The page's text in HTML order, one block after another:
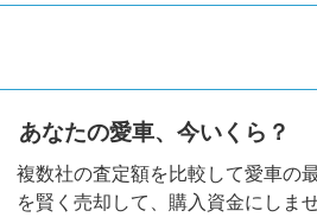
あなたの愛車、今いくら？
複数社の査定額を比較して愛車の
を賢く売却して、購入資金にしま